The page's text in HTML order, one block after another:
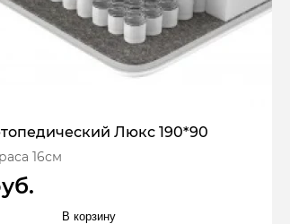
Люкс 190*90
16см
В корзину